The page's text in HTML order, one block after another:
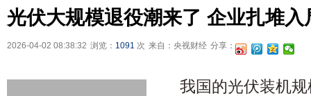
光伏大规模退役潮来了 企业扎堆
2026-04-02 08:38:32 浏览： 1091 次 来自：央视财经 分享：
我国的光伏装机